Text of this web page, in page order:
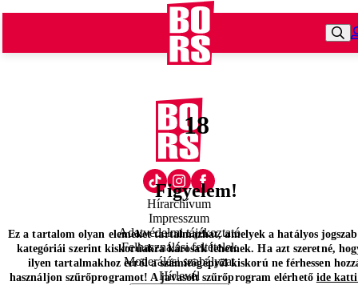
18
Figyelem!
Ez a tartalom olyan elemeket tartalmazhat, amelyek a hatályos
kategóriái szerint kiskorúakra károsak lehetnek. Ha azt szeretné,
ilyen tartalmakhoz erről a számítógépről kiskorú ne férhessen
használjon szűrőprogramot! A javasolt szűrőprogram elérhető ide
Hírarchívum
Impresszum
Adatvédelmi tájékoztató
Felhasználási feltételek
Moderálási szabályzat
Hírlevél